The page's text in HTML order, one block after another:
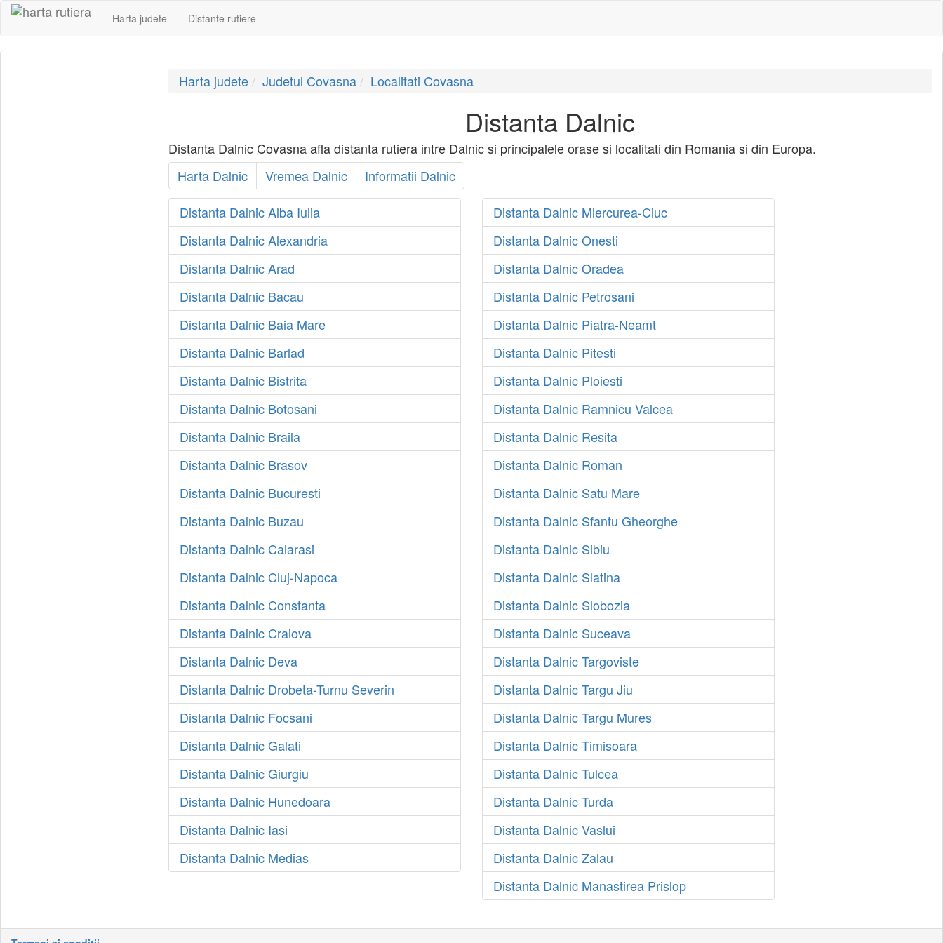
Harta judete Distante rutiere
Harta judete Judetul Covasna Localitati Covasna
Distanta Dalnic
Distanta Dalnic Covasna afla distanta rutiera intre Dalnic si principalele orase si localitati din Romania si din Europa.
Harta Dalnic
Vremea Dalnic
Informatii Dalnic
Distanta Dalnic Alba Iulia
Distanta Dalnic Alexandria
Distanta Dalnic Arad
Distanta Dalnic Bacau
Distanta Dalnic Baia Mare
Distanta Dalnic Barlad
Distanta Dalnic Bistrita
Distanta Dalnic Botosani
Distanta Dalnic Braila
Distanta Dalnic Brasov
Distanta Dalnic Bucuresti
Distanta Dalnic Buzau
Distanta Dalnic Calarasi
Distanta Dalnic Cluj-Napoca
Distanta Dalnic Constanta
Distanta Dalnic Craiova
Distanta Dalnic Deva
Distanta Dalnic Drobeta-Turnu Severin
Distanta Dalnic Focsani
Distanta Dalnic Galati
Distanta Dalnic Giurgiu
Distanta Dalnic Hunedoara
Distanta Dalnic Iasi
Distanta Dalnic Medias
Distanta Dalnic Miercurea-Ciuc
Distanta Dalnic Onesti
Distanta Dalnic Oradea
Distanta Dalnic Petrosani
Distanta Dalnic Piatra-Neamt
Distanta Dalnic Pitesti
Distanta Dalnic Ploiesti
Distanta Dalnic Ramnicu Valcea
Distanta Dalnic Resita
Distanta Dalnic Roman
Distanta Dalnic Satu Mare
Distanta Dalnic Sfantu Gheorghe
Distanta Dalnic Sibiu
Distanta Dalnic Slatina
Distanta Dalnic Slobozia
Distanta Dalnic Suceava
Distanta Dalnic Targoviste
Distanta Dalnic Targu Jiu
Distanta Dalnic Targu Mures
Distanta Dalnic Timisoara
Distanta Dalnic Tulcea
Distanta Dalnic Turda
Distanta Dalnic Vaslui
Distanta Dalnic Zalau
Distanta Dalnic Manastirea Prislop